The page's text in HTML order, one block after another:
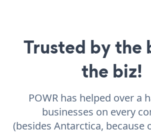
Trusted by the
the biz!
POWR has helped over a
businesses on every
(besides Antarctica, because